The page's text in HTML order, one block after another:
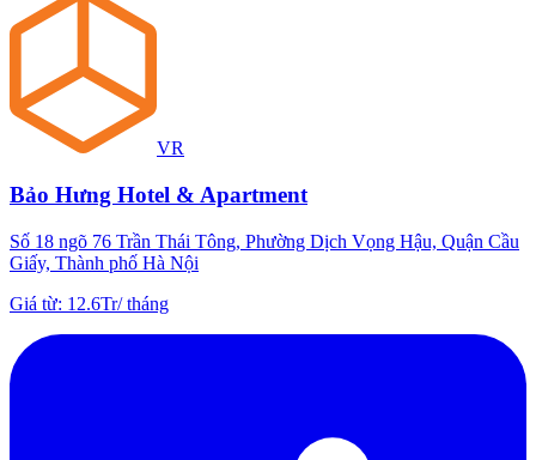
VR
Bảo Hưng Hotel & Apartment
Số 18 ngõ 76 Trần Thái Tông, Phường Dịch Vọng Hậu, Quận Cầu
Giấy, Thành phố Hà Nội
Giá từ: 12.6Tr/tháng